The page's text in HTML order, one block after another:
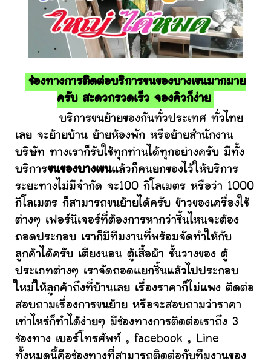
ช่องทางการติดต่อบริการขนของบางเขนมากมาย
ครับ สะดวกรวดเร็ว จองคิวก็ง่าย
บริการขนย้ายของกันทั่วประเทศ ทั่วไทย
เลย จะย้ายบ้าน ย้ายห้องพัก หรือย้ายสำนักงาน
บริษัท ทางเราก็รับใช้ทุกท่านได้ทุกอย่างครับ มีทั้ง
บริการขนของบางเขนแล้วก็คนยกของไว้ให้บริการ
ระยะทางไม่มีจำกัด จะ100 กิโลเมตร หรือว่า 1000
กิโลเมตร ก็สามารถขนย้ายได้ครับ ข้าวของเครื่องใช้
ต่างๆ เฟอร์นิเจอร์ที่ต้องการหากว่าชิ้นไหนจะต้อง
ถอดประกอบ เราก็มีทีมงานที่พร้อมจัดทำให้กับ
ลูกค้าได้ครับ เตียงนอน ตู้เสื้อผ้า ชั้นวางของ ตู้
ประเภทต่างๆ เราจัดถอดแยกชิ้นแล้วไปประกอบ
ใหม่ให้ลูกค้าถึงที่บ้านเลย เรื่องราคาก็ไม่แพง ติดต่อ
สอบถามเรื่องการขนย้าย หรือจะสอบถามว่าราคา
เท่าไหร่ก็ทำได้ง่ายๆ มีช่องทางการติดต่อเราถึง 3
ช่องทาง เบอร์โทรศัพท์ , facebook , Line
ทั้งหมดนี้คือช่องทางที่สามารถติดต่อกับทีมงานของ